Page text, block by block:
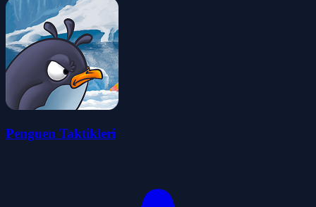
Penguen Taktikleri